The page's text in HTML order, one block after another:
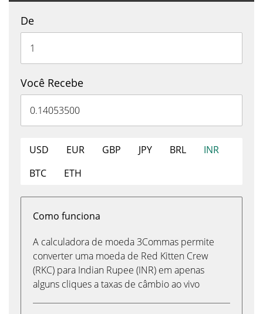
De
Você Recebe
USD EUR GBP JPY BRL
INR
BTC
ETH
Como funciona
A calculadora de moeda 3Commas permite
converter uma moeda de Red Kitten Crew
(RKC) para Indian Rupee (INR) em apenas
alguns cliques a taxas de câmbio ao vivo